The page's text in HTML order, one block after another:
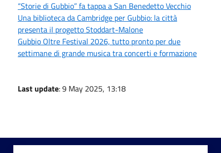
“Storie di Gubbio” fa tappa a San Benedetto Vecchio
Una biblioteca da Cambridge per Gubbio: la città
presenta il progetto Stoddart-Malone
Gubbio Oltre Festival 2026, tutto pronto per due
settimane di grande musica tra concerti e formazione
Last update: 9 May 2025, 13:18